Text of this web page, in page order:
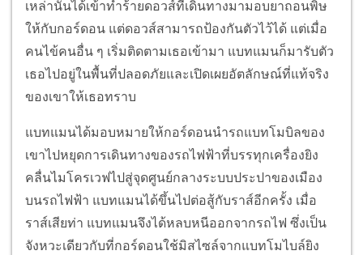
เหล่านั้นได้เข้าทำร้ายดอวส์ที่เดินทางมามอบยาถอนพิษ
ให้กับกอร์ดอน แต่ดอวส์สามารถป้องกันตัวไว้ได้ แต่เมื่อ
คนไข้คนอื่น ๆ เริ่มติดตามเธอเข้ามา แบทแมนก็มารับตัว
เธอไปอยู่ในพื้นที่ปลอดภัยและเปิดเผยอัตลักษณ์ที่แท้จริง
ของเขาให้เธอทราบ
แบทแมนได้มอบหมายให้กอร์ดอนนำรถแบทโมบิลของ
เขาไปหยุดการเดินทางของรถไฟฟ้าที่บรรทุกเครื่องยิง
คลื่นไมโครเวฟไปสู่จุดศูนย์กลางระบบประปาของเมือง
บนรถไฟฟ้า แบทแมนได้ขึ้นไปต่อสู้กับราส์อีกครั้ง เมื่อ
ราส์เสียท่า แบทแมนจึงได้หลบหนีออกจากรถไฟ ซึ่งเป็น
จังหวะเดียวกับที่กอร์ดอนใช้มิสไซล์จากแบทโมไบล์ยิง